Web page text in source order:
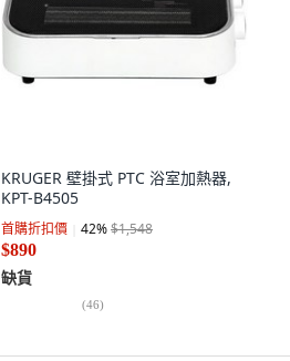
KRUGER 壁掛式 PTC 浴室加熱器,
KPT-B4505
首購折扣價 42%$1,548
$890
缺貨
(46)